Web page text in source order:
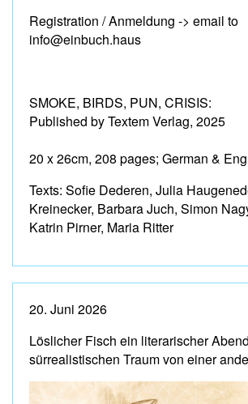
Registration / Anmeldung -> email to
info@einbuch.haus
SMOKE, BIRDS, PUN, CRISIS:
Published by Textem Verlag, 2025
20 x 26cm, 208 pages; German &
Texts: Sofie Dederen, Julia
Kreinecker, Barbara Juch, Simon
Katrin Pirner, Maria Ritter
20. Juni 2026
Löslicher Fisch ein literarischer
sürrealistischen Traum von einer